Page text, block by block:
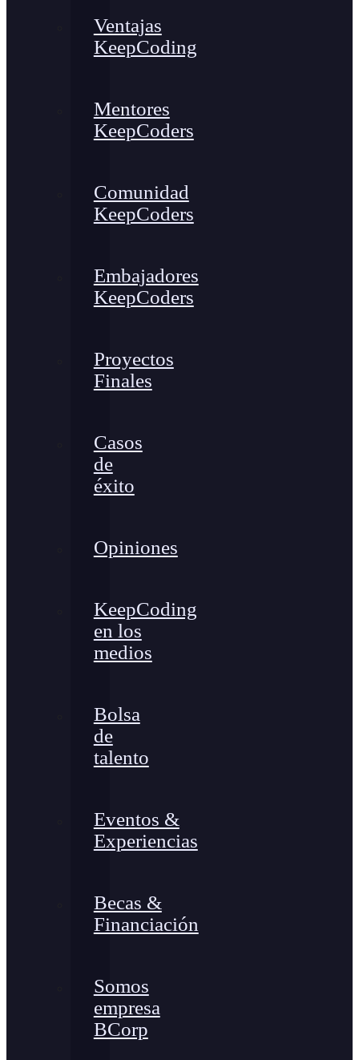
Ventajas
KeepCoding
Mentores
KeepCoders
Comunidad
KeepCoders
Embajadores
KeepCoders
Proyectos
Finales
Casos
de
éxito
Opiniones
KeepCoding
en los
medios
Bolsa
de
talento
Eventos &
Experiencias
Becas &
Financiación
Somos
empresa
BCorp